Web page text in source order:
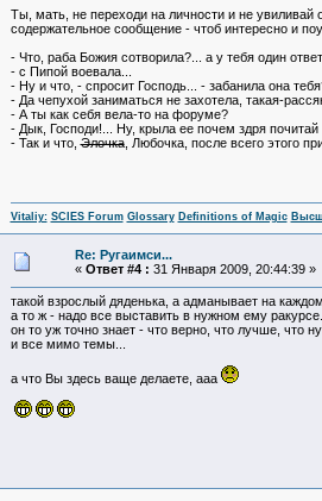
Ты, мать, не переходи на личности и не увиливай
содержательное сообщение - чтоб интересно и
- Что, раба Божия сотворила?... а у тебя один ответ
- с Пипой воевала...
- Ну и что, - спросит Господь... - забанила она
- Да чепухой заниматься не захотела, такая-
- А ты как себя вела-то на форуме?
- Дык, Господи!... Ну, крыла ее почем здря
- Так и что,Элочка, Любочка, после всего этого
Vitaliy: SCIES Forum Glossary Definitions of Magic
Re: Ругаимси...
« Ответ #4 : 31 Января 2009, 20:44:39 »
такой взрослый дяденька, а адманывает на
а то ж - надо все выставить в нужном ему
он то уж точно знает - что верно, что лучше, что
и все мимо темы...
а что Вы здесь ваще делаете, ааа